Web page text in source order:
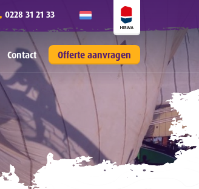
0228 31 21 33
Contact Offerte aanvragen